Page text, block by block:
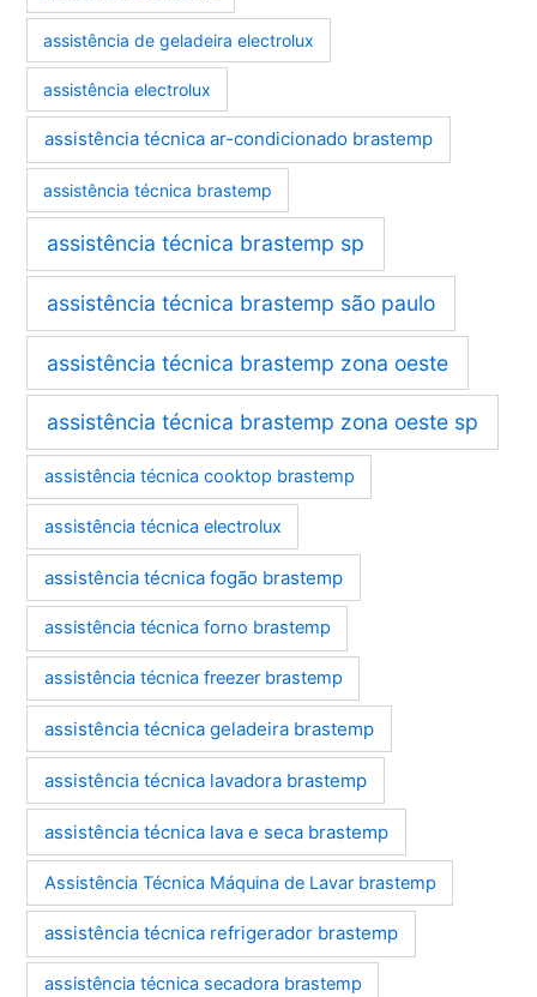
assistência de geladeira electrolux
assistência electrolux
assistência técnica ar-condicionado brastemp
assistência técnica brastemp
assistência técnica brastemp sp
assistência técnica brastemp são paulo
assistência técnica brastemp zona oeste
assistência técnica brastemp zona oeste sp
assistência técnica cooktop brastemp
assistência técnica electrolux
assistência técnica fogão brastemp
assistência técnica forno brastemp
assistência técnica freezer brastemp
assistência técnica geladeira brastemp
assistência técnica lavadora brastemp
assistência técnica lava e seca brastemp
Assistência Técnica Máquina de Lavar brastemp
assistência técnica refrigerador brastemp
assistência técnica secadora brastemp